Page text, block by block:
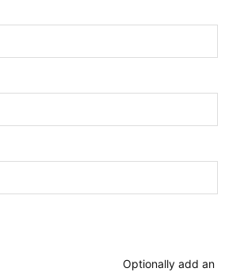
Optionally add an